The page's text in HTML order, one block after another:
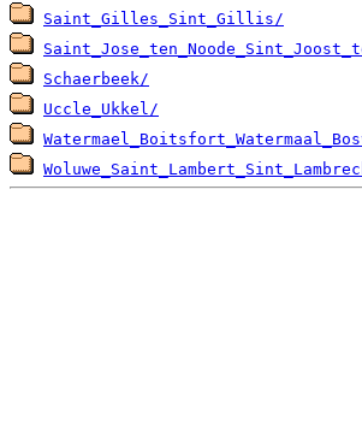
Saint_Gilles_Sint_Gillis/
Schaerbeek/
Uccle_Ukkel/